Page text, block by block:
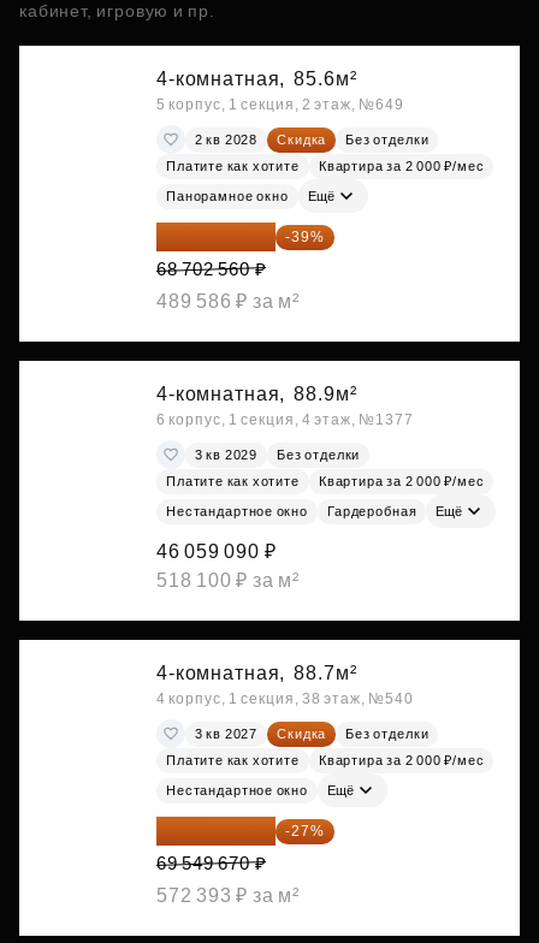
кабинет, игровую и пр.
4-комнатная, 85.6м²
5 корпус, 1 секция, 2 этаж, №649
2 кв 2028 Скидка
Без отделки
Платите как хотите
Квартира за 2 000 ₽/мес
Панорамное окно Ещё
41 908 562 ₽ -39%
68 702 560 ₽
489 586 ₽ за м²
4-комнатная, 88.9м²
6 корпус, 1 секция, 4 этаж, №1377
3 кв 2029
Без отделки
Платите как хотите
Квартира за 2 000 ₽/мес
Нестандартное окно Гардеробная Ещё
46 059 090 ₽
518 100 ₽ за м²
4-комнатная, 88.7м²
4 корпус, 1 секция, 38 этаж, №540
3 кв 2027 Скидка
Без отделки
Платите как хотите
Квартира за 2 000 ₽/мес
Нестандартное окно Ещё
50 771 259 ₽ -27%
69 549 670 ₽
572 393 ₽ за м²